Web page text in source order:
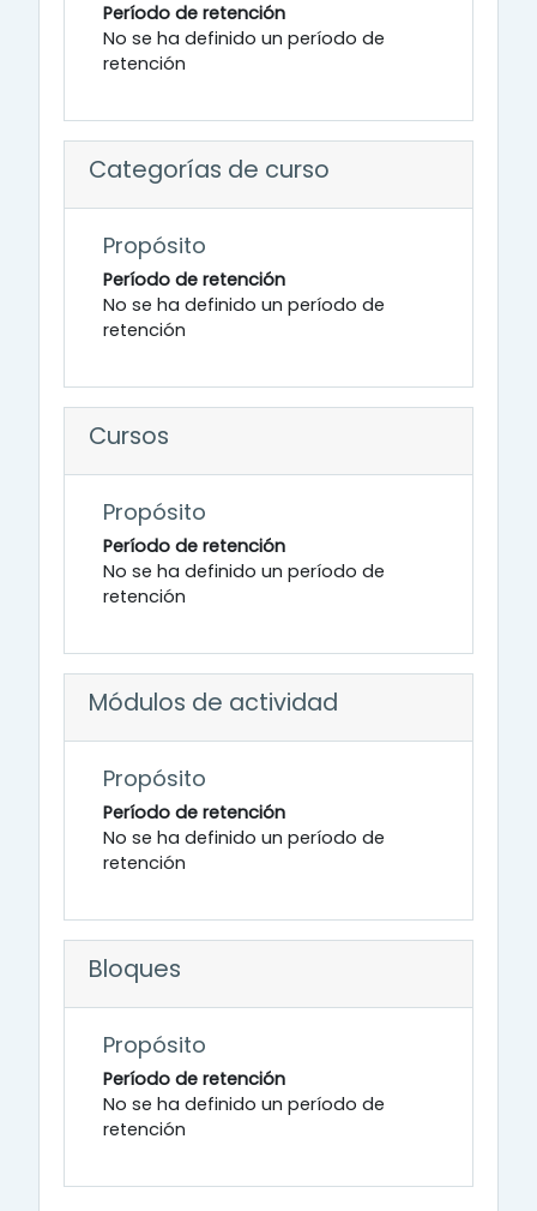
Período de retención
No se ha definido un período de
retención
Categorías de curso
Propósito
Período de retención
No se ha definido un período de
retención
Cursos
Propósito
Período de retención
No se ha definido un período de
retención
Módulos de actividad
Propósito
Período de retención
No se ha definido un período de
retención
Bloques
Propósito
Período de retención
No se ha definido un período de
retención